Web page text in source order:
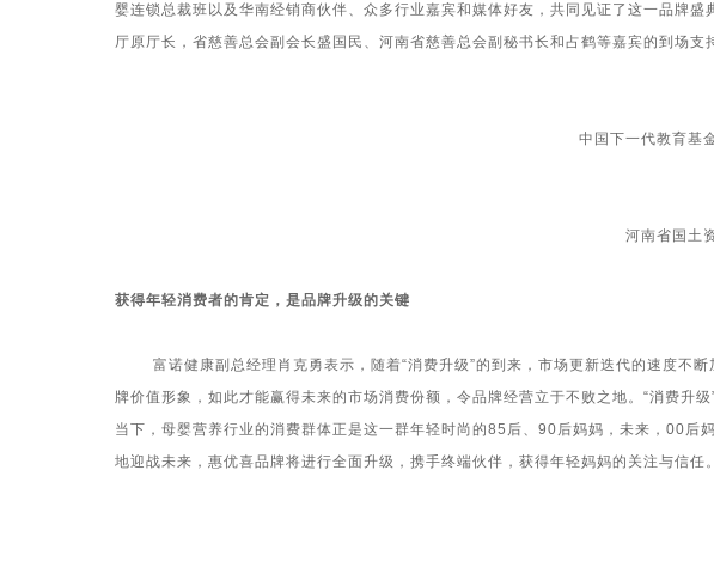
婴连锁总裁班以及华南经销商伙伴、众多行业嘉宾和媒体好友，共同见证了这一品牌
厅原厅长，省慈善总会副会长盛国民、河南省慈善总会副秘书长和占鹤等嘉宾的到场支
中国下一代教育基
河南省国土
获得年轻消费者的肯定，是品牌升级的关键
富诺健康副总经理肖克勇表示，随着“消费升级”的到来，市场更新迭代的速度不断
牌价值形象，如此才能赢得未来的市场消费份额，令品牌经营立于不败之地。“消费升
当下，母婴营养行业的消费群体正是这一群年轻时尚的85 后、 90后妈妈，未来， 00后
地迎战未来，惠优喜品牌将进行全面升级，携手终端伙伴，获得年轻妈妈的关注与信任